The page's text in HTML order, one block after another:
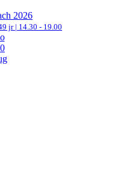
2026
jr | 14.30 - 19.00